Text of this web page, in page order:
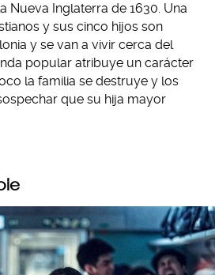
Nueva Inglaterra de 1630. Una
y sus cinco hijos son
y se van a vivir cerca del
popular atribuye un carácter
la familia se destruye y los
que su hija mayor